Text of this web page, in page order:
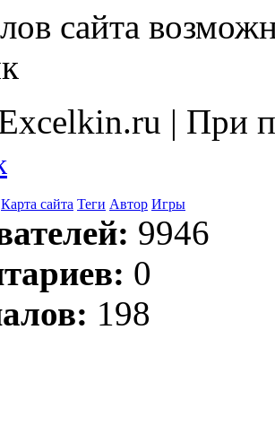
сайта
| При
Карта сайта Теги Автор Игры
9946
0
198